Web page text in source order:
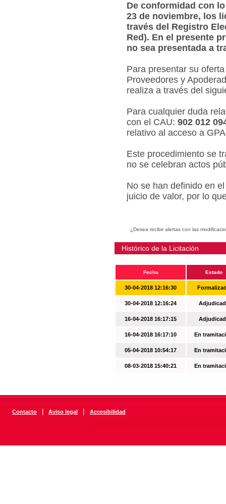
De conformidad con
23 de noviembre, los
través del Registro
Red). En el presente
no sea presentada a
Para presentar su
Proveedores y
realiza a través del
Para cualquier duda
con el CAU: 902 012
relativo al acceso a
Este procedimiento se
no se celebran actos
No se han definido en
juicio de valor, por lo
¿Desea recibir alertas con las
Histórico de la Licitación
Fecha Estado
30-04-2018 12:16:30
30-04-2018 12:16:24
16-04-2018 16:17:15
16-04-2018 16:17:10 En
05-04-2018 10:54:17 En
08-03-2018 15:40:21 En
Contacto | Aviso legal | Accesibilidad